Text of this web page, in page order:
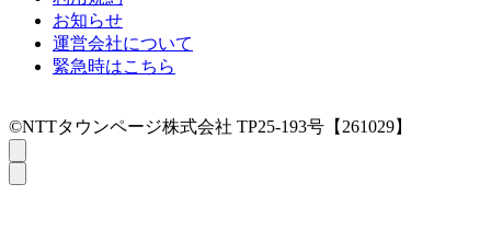
お知らせ
運営会社について
緊急時はこちら
©NTTタウンページ株式会社 TP25-193号【261029】